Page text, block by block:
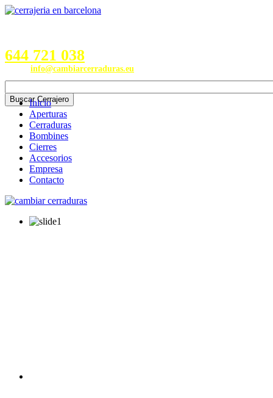
644 721 038
info@cambiarcerraduras.eu
Inicio
Aperturas
Cerraduras
Bombines
Cierres
Accesorios
Empresa
Contacto